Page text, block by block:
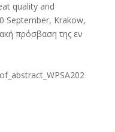
quality and
September, Krakow,
πρόσβαση της εν